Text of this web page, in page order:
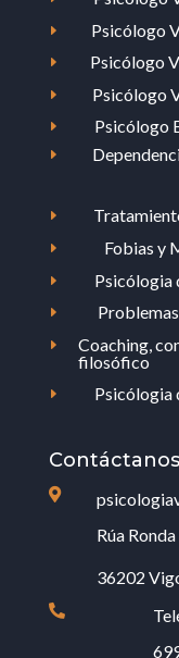
E Psicólogo
E Psicólogo
E Psicólogo
E Psicólogo
E
E
E Fobias y
E Psicólogia
E
E
Coaching,
filosófico
E Psicólogia
Contáctanos

Rúa
36202
